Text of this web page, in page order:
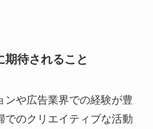
待されること
ンや広告業界での経験が豊
でのクリエイティブな活動